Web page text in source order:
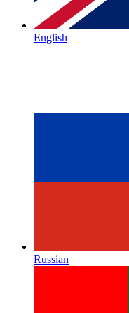
English
Russian